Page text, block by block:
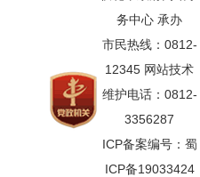
务中心 承办
市民热线：0812-
12345 网站技术
维护电话：0812-
3356287
ICP备案编号：蜀
ICP备19033424